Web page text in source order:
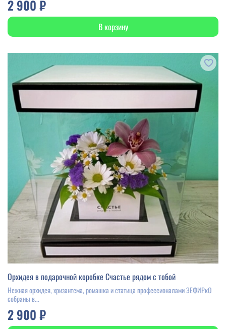
2 900 ₽
В корзину
Орхидея в подарочной коробке Счастье рядом с тобой
Нежная орхидея, хризантема, ромашка и статица профессионалами ЗЕФИРкО
собраны в...
2 900 ₽